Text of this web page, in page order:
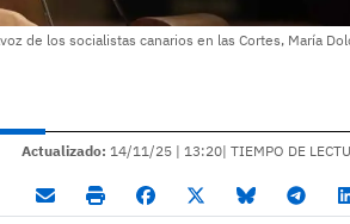
de los socialistas canarios en las Cortes, María
Actualizado: 14/11/25 | 13:20| TIEMPO DE